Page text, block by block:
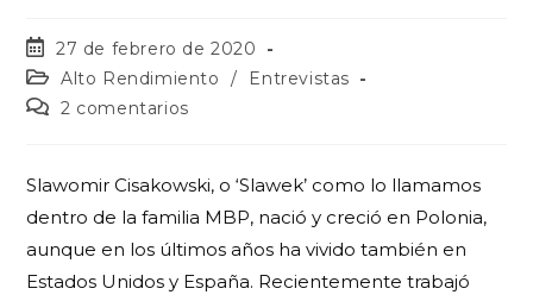
27 de febrero de 2020
Alto Rendimiento
/
Entrevistas
2 comentarios
Slawomir Cisakowski, o ‘Slawek’ como lo llamamos
dentro de la familia MBP, nació y creció en Polonia,
aunque en los últimos años ha vivido también en
Estados Unidos y España. Recientemente trabajó